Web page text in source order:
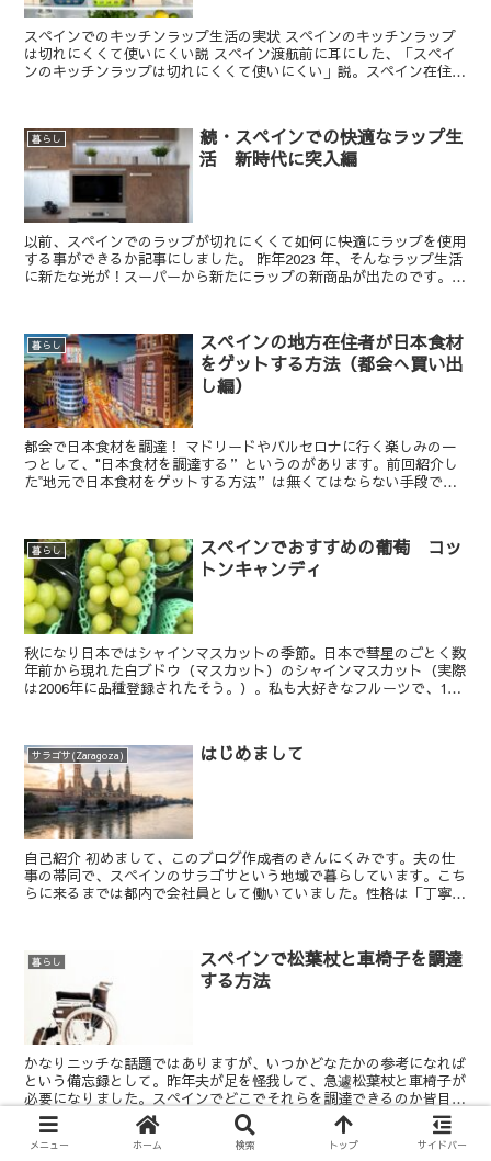
スペインでのキッチンラップ生活の実状 スペインのキッチンラップ
は切れにくくて使いにくい説 スペイン渡航前に耳にした、「スペイ
ンのキッチンラップは切れにくくて使いにくい」説。スペイン在住経
暮らし
続・スペインでの快適なラップ生
活 新時代に突入編
以前、スペインでのラップが切れにくくて如何に快適にラップを使用
する事ができるか記事にしました。 昨年2023 年、そんなラップ生活
に新たな光が！スーパーから新たにラップの新商品が出たのです。こ
暮らし
スペインの地方在住者が日本食材
をゲットする方法（都会へ買い出
し編）
都会で日本食材を調達！ マドリードやバルセロナに行く楽しみの一
つとして、"日本食材を調達する”というのがあります。前回紹介し
た‟地元で日本食材をゲットする方法”は無くてはならない手段では
暮らし
スペインでおすすめの葡萄 コッ
トンキャンディ
秋になり日本ではシャインマスカットの季節。日本で彗星のごとく数
年前から現れた白ブドウ（マスカット）のシャインマスカット（実際
は2006年に品種登録されたそう。）。私も大好きなフルーツで、1番
サラゴサ(Zaragoza) はじめまして
自己紹介 初めまして、このブログ作成者のきんにくみです。夫の仕
事の帯同で、スペインのサラゴサという地域で暮らしています。こち
らに来るまでは都内で会社員として働いていました。性格は「丁寧な
暮らし
スペインで松葉杖と車椅子を調達
する方法
かなりニッチな話題ではありますが、いつかどなたかの参考になれば
という備忘録として。昨年夫が足を怪我して、急遽松葉杖と車椅子が
必要になりました。スペインでどこでそれらを調達できるのか皆目見
当つかず、主治医の先生に聞いてみたところ、薬局ではな...
メニュー ホーム 検索 トップ サイドバー